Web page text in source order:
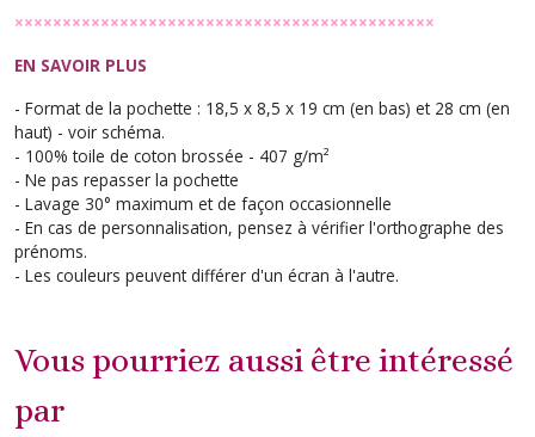
××××××××××××××××××××××××××××××××××××××××××××
EN SAVOIR PLUS
- Format de la pochette : 18,5 x 8,5 x 19 cm (en bas) et 28 cm (en
haut) - voir schéma.
- 100% toile de coton brossée - 407 g/m²
- Ne pas repasser la pochette
- Lavage 30° maximum et de façon occasionnelle
- En cas de personnalisation, pensez à vérifier l'orthographe des
prénoms.
- Les couleurs peuvent différer d'un écran à l'autre.
Vous pourriez aussi être intéressé
par